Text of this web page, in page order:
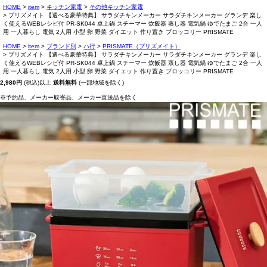
HOME item キッチン家電
その他キッチン家電
プリズメイト 【選べる豪華特典】 サラダチキンメーカー サラダチキンメーカー グランデ 楽し
く使えるWEBレシピ付 PR-SK044 卓上鍋 スチーマー 炊飯器 蒸し器 電気鍋 ゆでたまご 2合 一人
用 一人暮らし 電気 2人用 小型 卵 野菜 ダイエット 作り置き ブロッコリー PRISMATE
HOME item ブランド別 ハ行
PRISMATE（プリズメイト）
プリズメイト 【選べる豪華特典】 サラダチキンメーカー サラダチキンメーカー グランデ 楽し
く使えるWEBレシピ付 PR-SK044 卓上鍋 スチーマー 炊飯器 蒸し器 電気鍋 ゆでたまご 2合 一人
用 一人暮らし 電気 2人用 小型 卵 野菜 ダイエット 作り置き ブロッコリー PRISMATE
2,980円 (税込)以上 送料無料 (一部地域を除く)
※予約品、メーカー取寄品、メーカー直送品を除く